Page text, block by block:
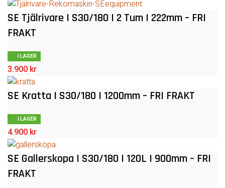
SE Tjälrivare | S30/180 | 2 Tum | 222mm – FRI
FRAKT
I LAGER
3.900 kr
SE Kratta | S30/180 | 1200mm – FRI FRAKT
I LAGER
4.900 kr
SE Gallerskopa | S30/180 | 120L | 900mm – FRI
FRAKT